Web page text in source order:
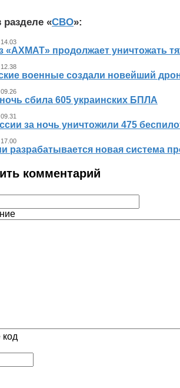
разделе «СВО»:
«АХМАТ» продолжает уничтожать
военные создали новейший
сбила 605 украинских БПЛА
за ночь уничтожили 475
разрабатывается новая система
комментарий
код